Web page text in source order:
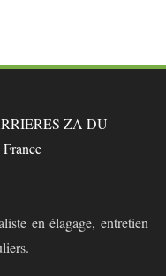
ZA DU
en élagage, entretien